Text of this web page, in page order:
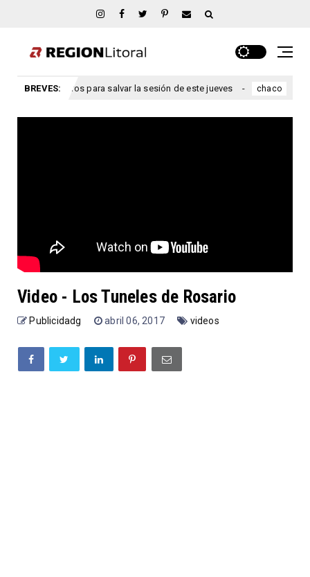
BREVES:
extranjeros para salvar la sesión de este jueves chaco Ciervo
Video - Los Tuneles de Rosario
Publicidadg abril 06, 2017 videos